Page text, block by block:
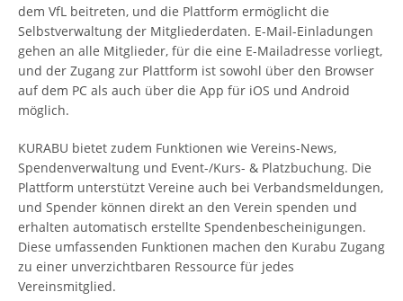
dem VfL beitreten, und die Plattform ermöglicht die
Selbstverwaltung der Mitgliederdaten. E-Mail-Einladungen
gehen an alle Mitglieder, für die eine E-Mailadresse vorliegt,
und der Zugang zur Plattform ist sowohl über den Browser
auf dem PC als auch über die App für iOS und Android
möglich.
KURABU bietet zudem Funktionen wie Vereins-News,
Spendenverwaltung und Event-/Kurs- & Platzbuchung. Die
Plattform unterstützt Vereine auch bei Verbandsmeldungen,
und Spender können direkt an den Verein spenden und
erhalten automatisch erstellte Spendenbescheinigungen.
Diese umfassenden Funktionen machen den Kurabu Zugang
zu einer unverzichtbaren Ressource für jedes
Vereinsmitglied.